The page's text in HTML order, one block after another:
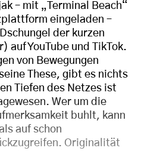
– mit „Terminal Beach“
eingeladen –
der kurzen
auf YouTube und TikTok.
von Bewegungen
These, gibt es nichts
Tiefen des Netzes ist
Wer um die
buhlt, kann
auf schon
Originalität